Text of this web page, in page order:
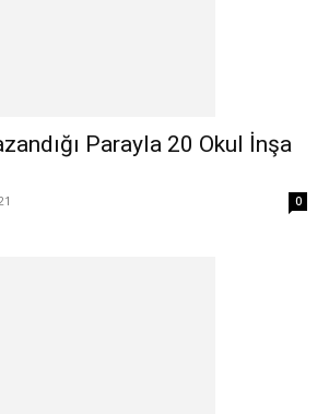
Parayla 20 Okul İnşa
0